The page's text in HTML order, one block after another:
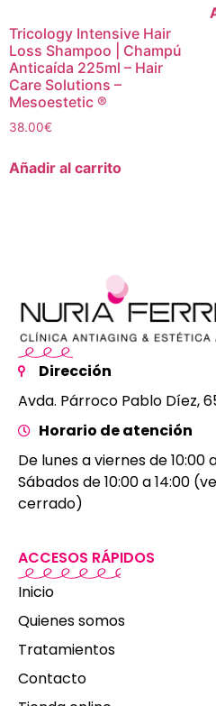
Tricology Intensive Hair
Loss Shampoo | Champú
Anticaída 225ml – Hair
Care Solutions –
Mesoestetic ®
38.00€
Añadir al carrito
Dirección
Avda. Párroco Pablo Díez,
Horario de atención
De lunes a viernes de 10:00
Sábados de 10:00 a 14:00
cerrado)
ACCESOS RÁPIDOS
Inicio
Quienes somos
Tratamientos
Contacto